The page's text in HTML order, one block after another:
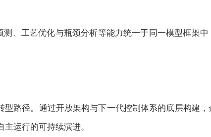
、工艺优化与瓶颈分析等能力统一于同一模型框架中
路径。通过开放架构与下一代控制体系的底层构建，
运行的可持续演进。